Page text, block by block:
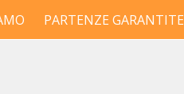
PARTENZE GARANTITE